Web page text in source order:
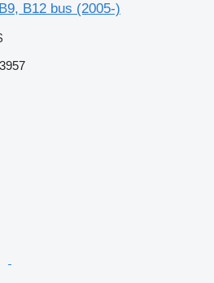
B12 bus (2005-)